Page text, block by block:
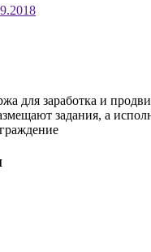
для заработка и
задания, а